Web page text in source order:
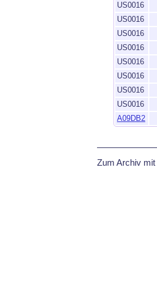
US0016
US0016
US0016
US0016
US0016
US0016
US0016
US0016
A09DB2
Zum Archiv mit